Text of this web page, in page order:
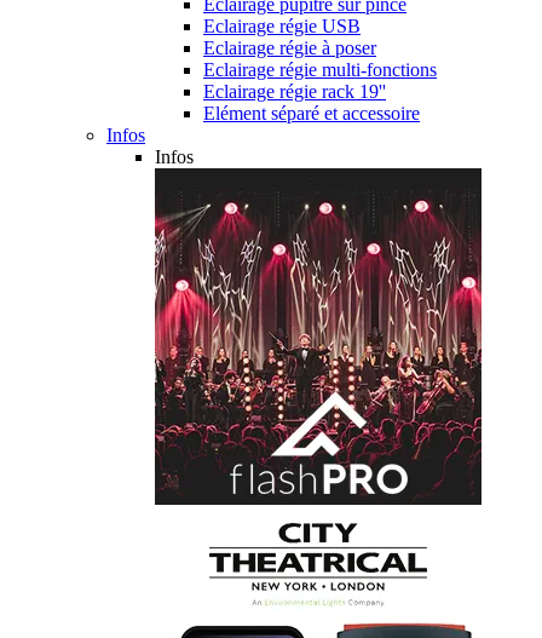
Eclairage pupitre sur pince
Eclairage régie USB
Eclairage régie à poser
Eclairage régie multi-fonctions
Eclairage régie rack 19''
Elément séparé et accessoire
Infos
Infos